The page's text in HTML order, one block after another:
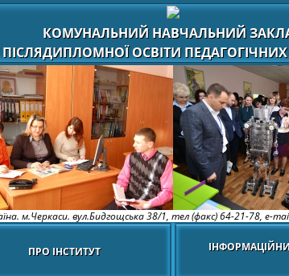
КОМУНАЛЬНИЙ НАВЧАЛЬНИЙ
ОСВІТИ
м.Черкаси. вул.Бидгощська 38/1, тел (факс) 64-21-78, e-
ПРО ІНСТИТУТ